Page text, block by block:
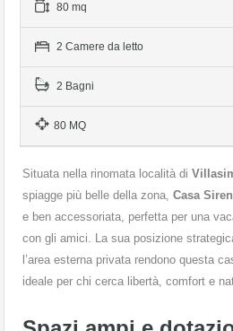
80 mq
2 Camere da letto
2 Bagni
80 MQ
Situata nella rinomata località di
spiagge più belle della zona, Casa
e ben accessoriata, perfetta per una
con gli amici. La sua posizione
l’area esterna privata rendono questa
ideale per chi cerca libertà, comfort e